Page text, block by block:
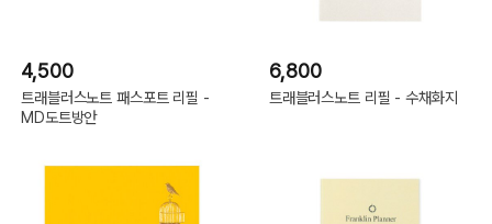
4,500
트래블러스노트 패스포트 리필 -
MD도트방안
6,800
트래블러스노트 리필 - 수채화지